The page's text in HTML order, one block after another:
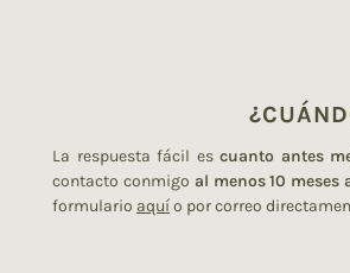
La respuesta fácil escuanto antes
contacto conmigo al menos 10 meses
formulario aquío por correo